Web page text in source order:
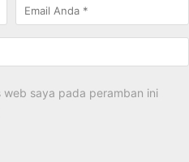
web saya pada peramban ini